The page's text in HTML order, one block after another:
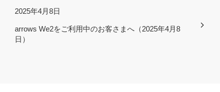
2025年4月8日
arrows We2をご利用中のお客さまへ（2025年4月8
日）